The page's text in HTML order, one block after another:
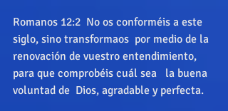
Romanos 12:2  No os conforméis a este
siglo, sino transformaos  por medio de la
renovación de vuestro entendimiento,
para que comprobéis cuál sea   la buena
voluntad de  Dios, agradable y perfecta.